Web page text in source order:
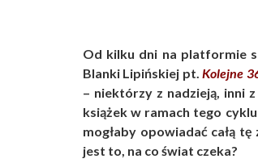
Od kilku dni na platformie
Blanki Lipińskiej pt.Kolejne
– niektórzy z nadzieją, inni
książek w ramach tego
mogłaby opowiadać całą
jest to, na co świat czeka?